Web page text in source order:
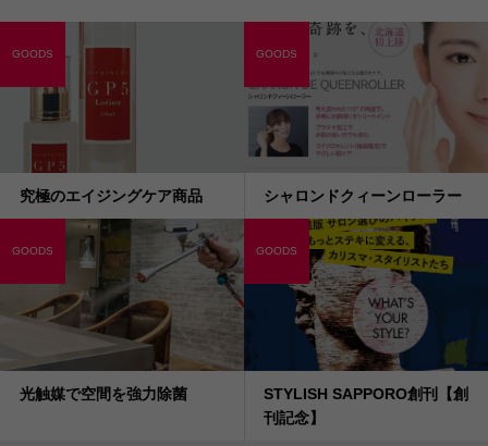
究極のエイジングケア商品
GOODS
シャロンドクィーンローラー
GOODS
光触媒で空間を強力除菌
GOODS
STYLISH SAPPORO創刊【創
刊記念】
GOODS